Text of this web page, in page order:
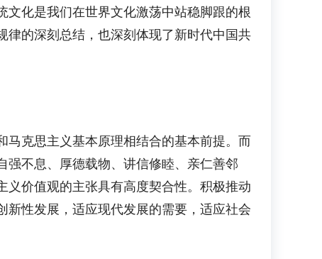
化是我们在世界文化激荡中站稳脚跟的根
律的深刻总结，也深刻体现了新时代中国共
克思主义基本原理相结合的基本前提。而
强不息、厚德载物、讲信修睦、亲仁善邻
价值观的主张具有高度契合性。积极推动
性发展，适应现代发展的需要，适应社会